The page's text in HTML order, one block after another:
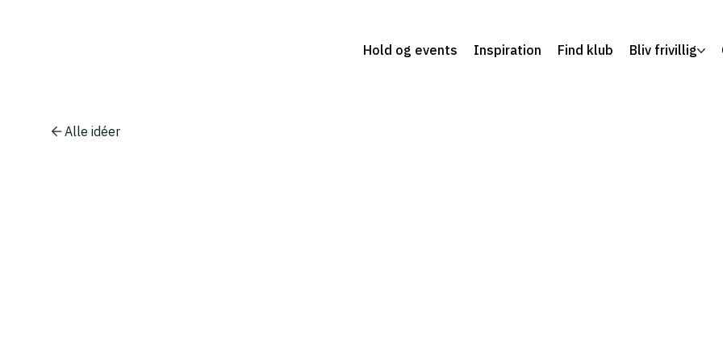
Hold og events Inspiration Find klub Bliv frivillig
Alle idéer